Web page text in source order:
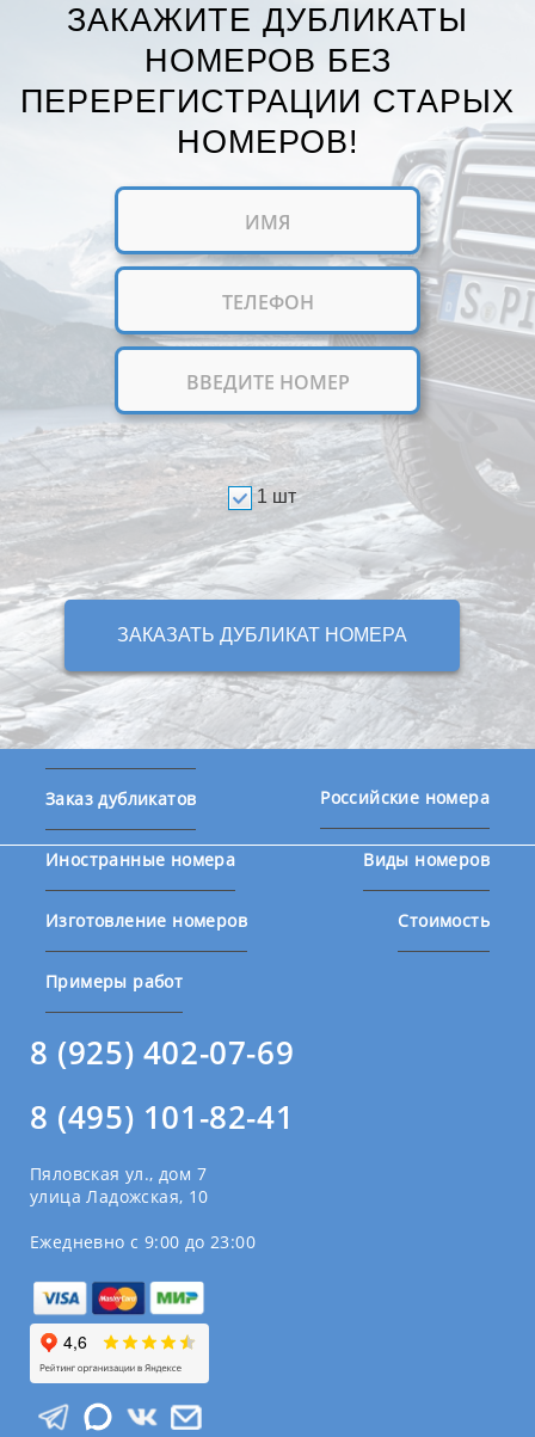
ЗАКАЖИТЕ ДУБЛИКАТЫ
НОМЕРОВ БЕЗ
ПЕРЕРЕГИСТРАЦИИ СТАРЫХ
НОМЕРОВ!
1 шт
ЗАКАЗАТЬ ДУБЛИКАТ НОМЕРА
Заказ дубликатов Российские номера
Иностранные номера Виды номеров
Изготовление номеров Стоимость
Примеры работ
8 (925) 402-07-69
8 (495) 101-82-41
Пяловская ул., дом 7
улица Ладожская, 10
Ежедневно с 9:00 до 23:00